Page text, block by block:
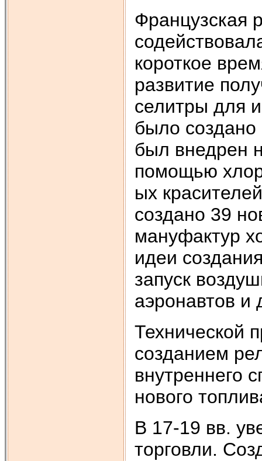
Французская
короткое
развитие
селитры для
было
был внедрен
помощью
ых
создано 39
мануфактур
идеи
запуск
аэронавтов и
Технической
созданием
внутреннего
нового
В 17-19 вв.
торговли.